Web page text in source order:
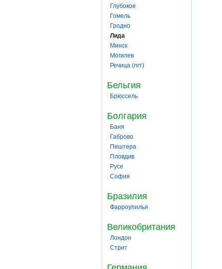
Глубокое
Гомель
Гродно
Лида
Минск
Могилев
Речица (пгт)
Бельгия
Брюссель
Болгария
Баня
Габрово
Пештера
Пловдив
Русе
София
Бразилия
Фарроупилья
Великобритания
Лондон
Стрит